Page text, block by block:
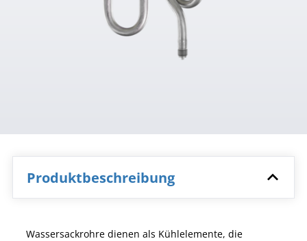
Produktbeschreibung
Wassersackrohre dienen als Kühlelemente, die